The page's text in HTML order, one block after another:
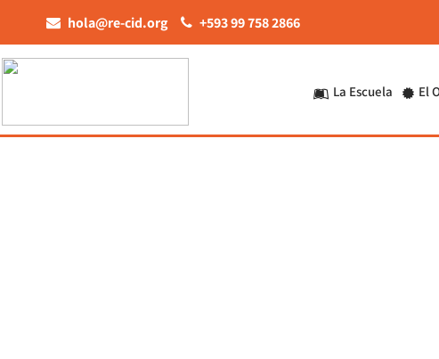
hola@re-cid.org +593 99 758 2866
La Escuela El